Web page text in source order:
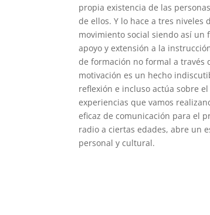
propia existencia de las
de ellos. Y lo hace a tres niveles
movimiento social siendo así un
apoyo y extensión a la
de formación no formal a través
motivación es un hecho
reflexión e incluso actúa sobre
experiencias que vamos
eficaz de comunicación para el
radio a ciertas edades, abre un
personal y cultural.